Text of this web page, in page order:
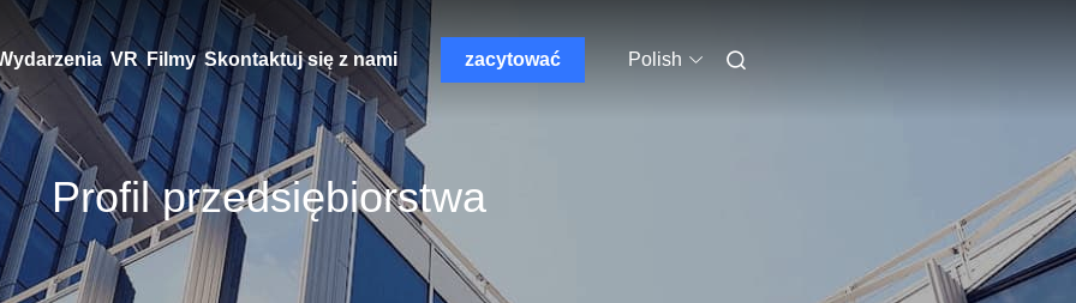
VR Filmy Skontaktuj się z nami zacytować Polish
Profil przedsiębiorstwa